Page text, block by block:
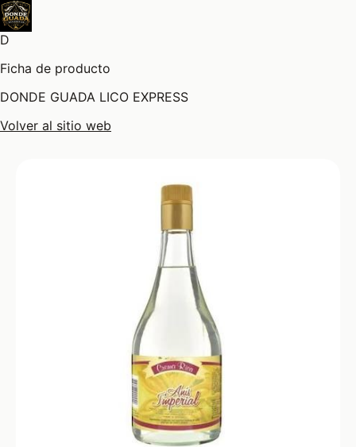
D
Ficha de producto
DONDE GUADA LICO EXPRESS
Volver al sitio web